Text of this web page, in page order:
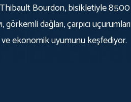
Bourdon, bisikletiyle 8500
dağları, çarpıcı uçurumları
ekonomik uyumunu keşfediyor.